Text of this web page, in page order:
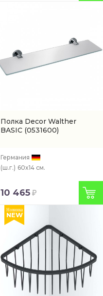
Полка Decor Walther
BASIC (0531600)
Германия
(ш.г.) 60x14 см.
10 465
Новинка
NEW